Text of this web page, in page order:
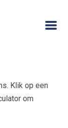
Klik op een
om